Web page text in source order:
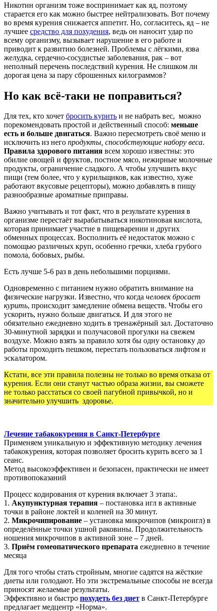
Никотин организм тоже воспринимает как яд, поэтому
старается его как можно быстрее нейтрализовать. Вот почему
во время курения снижается аппетит. Но, согласитесь, яд – не
лучшее средство для похудения, ведь он наносит удар по
всему организму, вызывает нарушение в его работе и
приводит к развитию болезней. Проблемы с лёгкими, язва
желудка, сердечно-сосудистые заболевания, рак – вот
неполный перечень последствий курения. Не слишком ли
дорогая цена за пару сброшенных килограммов?
Но как всё-таки не поправиться?
Для тех, кто хочет бросить курить и не набрать вес, можно
порекомендовать простой и действенный способ: меньше
есть и больше двигаться. Важно пересмотреть своё меню и
исключить из него продукты, способствующие набору веса.
Правила здорового питания всем хорошо известны: это
обилие овощей и фруктов, постное мясо, нежирные молочные
продукты, ограничение сладкого. А чтобы улучшить вкус
пищи (тем более, что у курильщиков, как известно, хуже
работают вкусовые рецепторы), можно добавлять в пищу
разнообразные ароматные приправы.
Важно учитывать и тот факт, что в результате курения в
организме перестаёт вырабатываться никотиновая кислота,
которая принимает участие в пищеварении и других
обменных процессах. Восполнить её недостаток можно с
помощью различных круп, особенно гречки, хлеба грубого
помола, бобовых, рыбы.
Есть лучше 5-6 раз в день небольшими порциями.
Одновременно с питанием нужно обратить внимание на
физические нагрузки. Известно, что когда человек бросает
курить, происходит замедление обмена веществ. Чтобы его
ускорить, нужно больше двигаться. И для этого не
обязательно ежедневно ходить в тренажёрный зал. Достаточно
30-минутной зарядки и получасовой прогулки на свежем
воздухе. Можно взять за правило хотя бы одну остановку до
работы проходить пешком, перестать пользоваться лифтом и
эскалатором.
Кстати, все эти правила полезны не только во время отказа от
курения. Если они станут частью образа жизни, вы сможете
не только расстаться со своей пагубной привычкой, но и
значительно улучшить здоровье.
Лечение табакокурения в Санкт-Петербурге
Применяем уникальную и эффективную методику лечения
табакокурения, которая позволяет бросить курить всего за 1
сеанс.
Метод высокоэффективен и безопасен, практически не имеет
противопоказаний
Процесс кодирования от курения включает 3 этапа:.
1. Акупунктурная терапия – постановка игл в активные
точки в районе локтей и коленей на 30 минут.
2. Микрочипирование – установка микрочипов (микроигл) в
определённые точки ушной раковины. Продолжительность
ношения микрочипов в активной зоне – 7 дней.
3. Приём гомеопатического препарата ежедневно в течение
месяца
Для того чтобы стать стройным, многие садятся на жёсткие
диеты или голодают. Но эти экстремальные способы не всегда
приносят желаемые результаты.
Эффективно и быстро похудеть без диет в Санкт-Петербурге
предлагает медцентр «Норма».